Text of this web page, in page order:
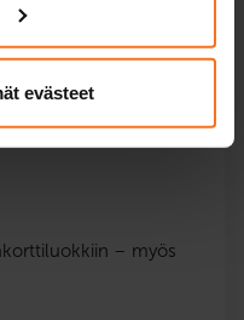
evästeet
– myös